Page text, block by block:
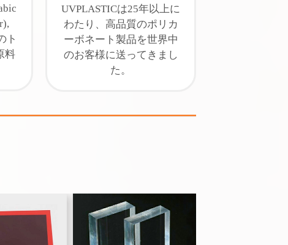
ト
料
UVPLASTICは25年以上に
わたり、高品質のポリカ
ーボネート製品を世界中
のお客様に送ってきまし
た。